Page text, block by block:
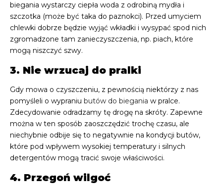
biegania wystarczy ciepła woda z odrobiną mydła i
szczotka (może być taka do paznokci). Przed umyciem
chlewki dobrze będzie wyjąć wkładki i wysypać spod nich
zgromadzone tam zanieczyszczenia, np. piach, które
mogą niszczyć szwy.
3. Nie wrzucaj do pralki
Gdy mowa o czyszczeniu, z pewnością niektórzy z nas
pomyśleli o wypraniu butów do biegania w pralce.
Zdecydowanie odradzamy tę drogę na skróty. Zapewne
można w ten sposób zaoszczędzić trochę czasu, ale
niechybnie odbije się to negatywnie na kondycji butów,
które pod wpływem wysokiej temperatury i silnych
detergentów mogą tracić swoje właściwości.
4. Przegoń wilgoć